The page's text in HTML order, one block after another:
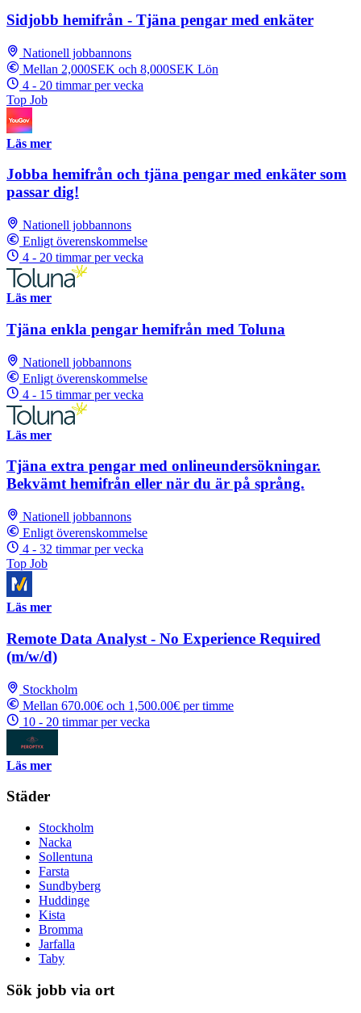
Sidjobb hemifrån - Tjäna pengar med enkäter
Nationell jobbannons
Mellan 2,000SEK och 8,000SEK Lön
4 - 20 timmar per vecka
Top Job
Läs mer
Jobba hemifrån och tjäna pengar med enkäter som
passar dig!
Nationell jobbannons
Enligt överenskommelse
4 - 20 timmar per vecka
Läs mer
Tjäna enkla pengar hemifrån med Toluna
Nationell jobbannons
Enligt överenskommelse
4 - 15 timmar per vecka
Läs mer
Tjäna extra pengar med onlineundersökningar.
Bekvämt hemifrån eller när du är på språng.
Nationell jobbannons
Enligt överenskommelse
4 - 32 timmar per vecka
Top Job
Läs mer
Remote Data Analyst - No Experience Required
(m/w/d)
Stockholm
Mellan 670.00€ och 1,500.00€ per timme
10 - 20 timmar per vecka
Läs mer
Städer
Stockholm
Nacka
Sollentuna
Farsta
Sundbyberg
Huddinge
Kista
Bromma
Jarfalla
Taby
Sök jobb via ort